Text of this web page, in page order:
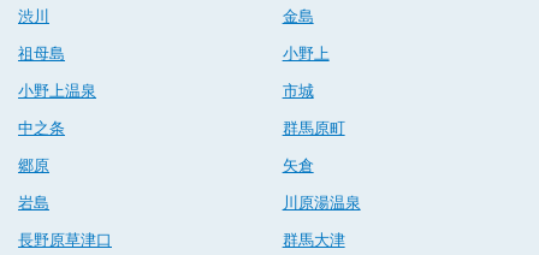
渋川 金島
祖母島 小野上
小野上温泉 市城
中之条 群馬原町
郷原 矢倉
岩島 川原湯温泉
長野原草津口 群馬大津